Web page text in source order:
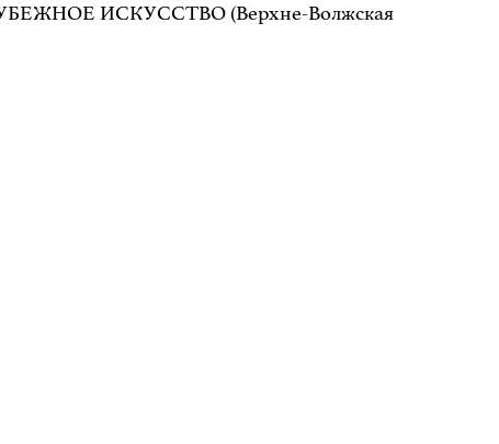
ИСКУССТВО (Верхне-Волжская